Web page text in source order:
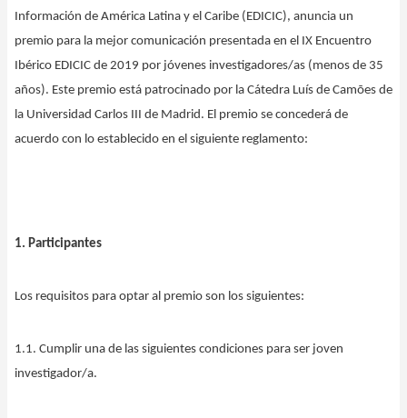
Información de América Latina y el Caribe (EDICIC), anuncia un
premio para la mejor comunicación presentada en el IX Encuentro
Ibérico EDICIC de 2019 por jóvenes investigadores/as (menos de 35
años). Este premio está patrocinado por la Cátedra Luís de Camões de
la Universidad Carlos III de Madrid. El premio se concederá de
acuerdo con lo establecido en el siguiente reglamento:
1. Participantes
Los requisitos para optar al premio son los siguientes:
1.1. Cumplir una de las siguientes condiciones para ser joven
investigador/a.